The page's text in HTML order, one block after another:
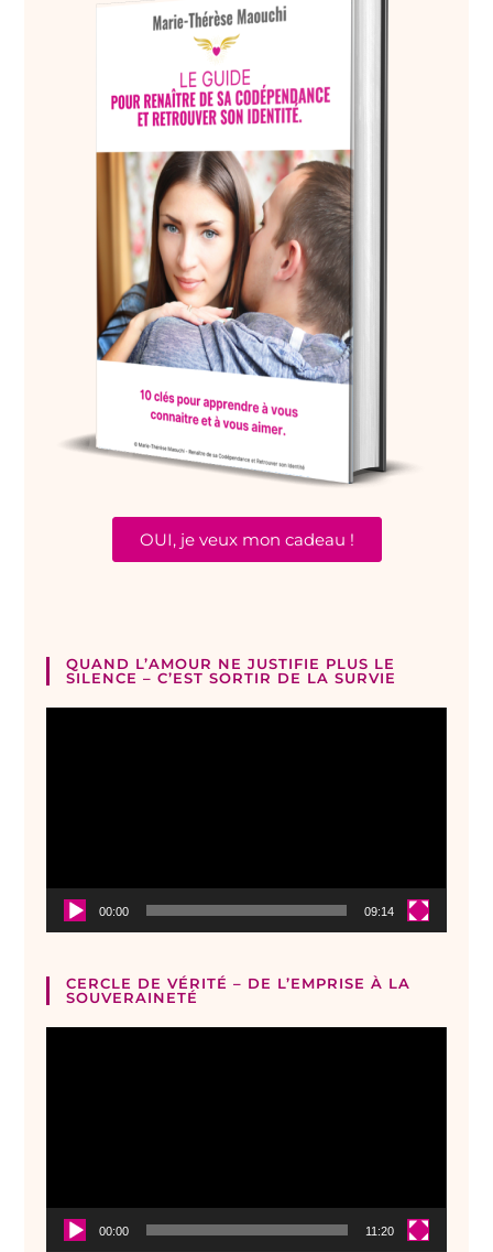
OUI, je veux mon cadeau !
QUAND L’AMOUR NE JUSTIFIE PLUS LE
SILENCE – C’EST SORTIR DE LA SURVIE
00:00 09:14
CERCLE DE VÉRITÉ – DE L’EMPRISE À LA
SOUVERAINETÉ
00:00 11:20